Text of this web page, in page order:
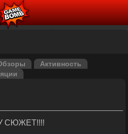
Активность
СЮЖЕТ!!!!